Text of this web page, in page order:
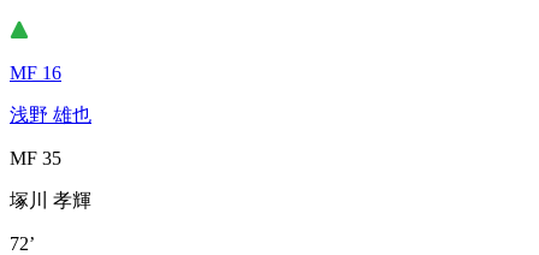
MF 16
浅野 雄也
MF 35
塚川 孝輝
72’